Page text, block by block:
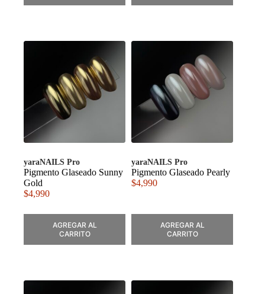
yaraNAILS Pro
Pigmento Glaseado Sunny
Gold
$4,990
AGREGAR AL
CARRITO
yaraNAILS Pro
Pigmento Glaseado Pearly
$4,990
AGREGAR AL
CARRITO